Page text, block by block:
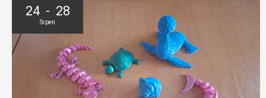
24 - 28
Srpen